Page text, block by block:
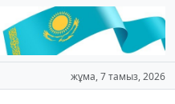
жұма, 7 тамыз, 2026